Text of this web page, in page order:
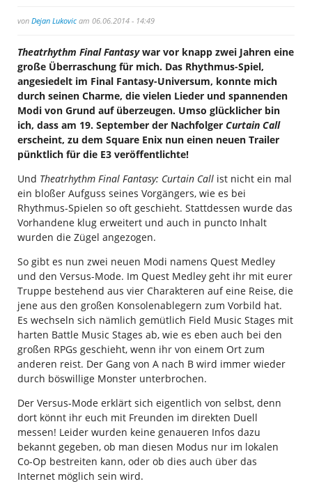
von Dejan Lukovic am 06.06.2014 - 14:49
Theatrhythm Final Fantasywar vor knapp zwei Jahren eine
große Überraschung für mich. Das Rhythmus-Spiel,
angesiedelt im Final Fantasy-Universum, konnte mich
durch seinen Charme, die vielen Lieder und spannenden
Modi von Grund auf überzeugen. Umso glücklicher bin
ich, dass am 19. September der Nachfolger Curtain Call
erscheint, zu dem Square Enix nun einen neuen Trailer
pünktlich für die E3 veröffentlichte!
Und Theatrhythm Final Fantasy: Curtain Call ist nicht ein mal
ein bloßer Aufguss seines Vorgängers, wie es bei
Rhythmus-Spielen so oft geschieht. Stattdessen wurde das
Vorhandene klug erweitert und auch in puncto Inhalt
wurden die Zügel angezogen.
So gibt es nun zwei neuen Modi namens Quest Medley
und den Versus-Mode. Im Quest Medley geht ihr mit eurer
Truppe bestehend aus vier Charakteren auf eine Reise, die
jene aus den großen Konsolenablegern zum Vorbild hat.
Es wechseln sich nämlich gemütlich Field Music Stages mit
harten Battle Music Stages ab, wie es eben auch bei den
großen RPGs geschieht, wenn ihr von einem Ort zum
anderen reist. Der Gang von A nach B wird immer wieder
durch böswillige Monster unterbrochen.
Der Versus-Mode erklärt sich eigentlich von selbst, denn
dort könnt ihr euch mit Freunden im direkten Duell
messen! Leider wurden keine genaueren Infos dazu
bekannt gegeben, ob man diesen Modus nur im lokalen
Co-Op bestreiten kann, oder ob dies auch über das
Internet möglich sein wird.